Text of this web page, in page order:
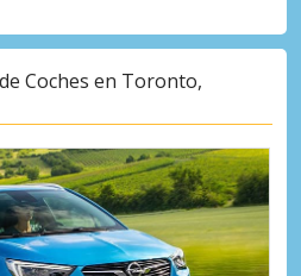
Coches en Toronto,